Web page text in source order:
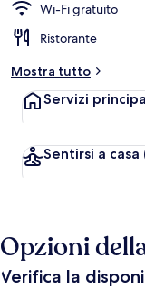
Wi-Fi gratuito
Ristorante
Mostra tutto
Servizi
Sentirsi a casa
Opzioni
Verifica la